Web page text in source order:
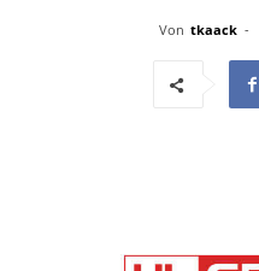
Von tkaack -